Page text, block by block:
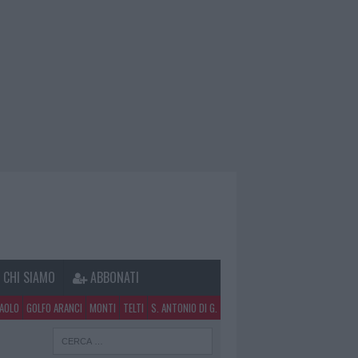
CHI SIAMO ABBONATI
GOLFO ARANCI MONTI TELTI S. ANTONIO DI G.